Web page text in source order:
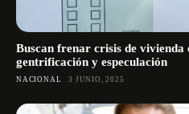
Buscan frenar crisis de
gentrificación y especulación
NACIONAL 3 JUNIO, 2025